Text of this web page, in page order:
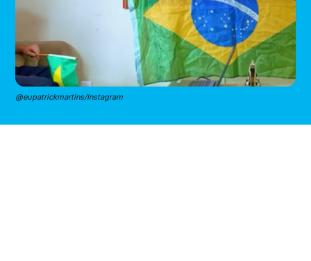
@eupatrickmartins/Instagram